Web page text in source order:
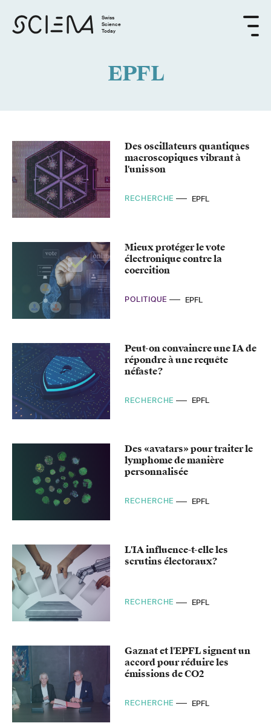
Swiss
Science
Today
EPFL
Des oscillateurs quantiques
macroscopiques vibrant à
l'unisson
RECHERCHE EPFL
Mieux protéger le vote
électronique contre la
coercition
POLITIQUE EPFL
Peut-on convaincre une IA de
répondre à une requête
néfaste?
RECHERCHE EPFL
Des «avatars» pour traiter le
lymphome de manière
personnalisée
RECHERCHE EPFL
L'IA influence-t-elle les
scrutins électoraux?
RECHERCHE EPFL
Gaznat et l'EPFL signent un
accord pour réduire les
émissions de CO2
RECHERCHE EPFL